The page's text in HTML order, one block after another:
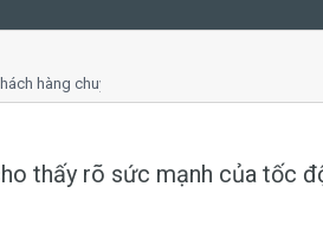
chuyên nghiệp
thấy rõ sức mạnh của tốc